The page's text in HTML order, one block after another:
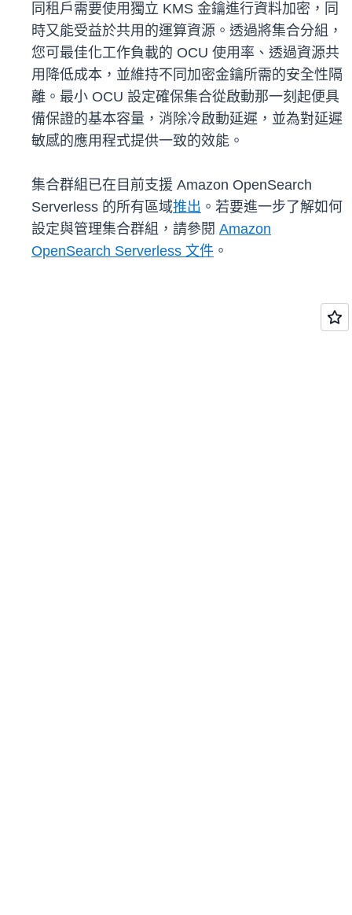
同租戶需要使用獨立 KMS 金鑰進行資料加密，同
時又能受益於共用的運算資源。透過將集合分組，
您可最佳化工作負載的 OCU 使用率、透過資源共
用降低成本，並維持不同加密金鑰所需的安全性隔
離。最小 OCU 設定確保集合從啟動那一刻起便具
備保證的基本容量，消除冷啟動延遲，並為對延遲
敏感的應用程式提供一致的效能。
集合群組已在目前支援 Amazon OpenSearch
Serverless 的所有區域推出 。若要進一步了解如何
設定與管理集合群組，請參閱 Amazon
OpenSearch Serverless 文件 。